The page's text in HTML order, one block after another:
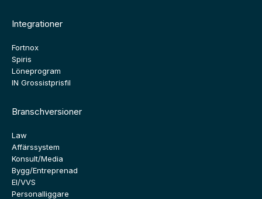
Integrationer
Fortnox
Spiris
Löneprogram
IN Grossistprisfil
Branschversioner
Law
Affärssystem
Konsult/Media
Bygg/Entreprenad
El/VVS
Personalliggare